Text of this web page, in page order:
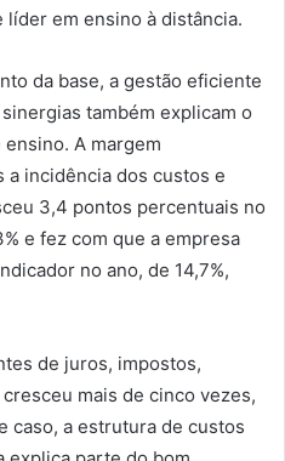
líder em ensino à distância.
da base, a gestão eficiente
também explicam o
A margem
a incidência dos custos e
3,4 pontos percentuais no
e fez com que a empresa
no ano, de 14,7%,
de juros, impostos,
mais de cinco vezes,
caso, a estrutura de custos